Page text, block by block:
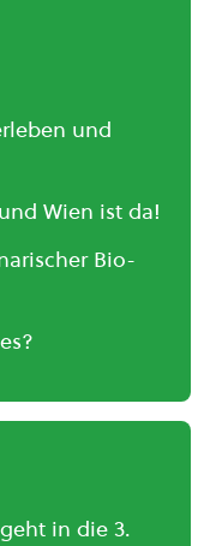
und
Wien ist da!
Bio-
in die 3.